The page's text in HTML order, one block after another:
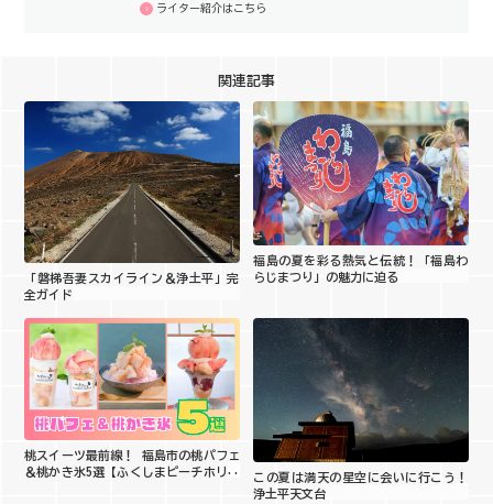
ライター紹介はこちら
関連記事
「磐梯吾妻スカイライン＆浄土平」完
全ガイド
福島の夏を彩る熱気と伝統！「福島わ
らじまつり」の魅力に迫る
桃スイーツ最前線！ 福島市の桃パフェ
＆桃かき氷5選【ふくしまピーチホリデ
この夏は満天の星空に会いに行こう！
浄土平天文台